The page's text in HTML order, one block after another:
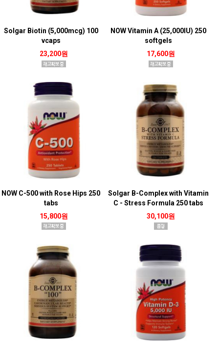
Solgar Biotin (5,000mcg) 100
vcaps
23,200원
NOW Vitamin A (25,000IU) 250
softgels
17,600원
NOW C-500 with Rose Hips 250
tabs
15,800원
Solgar B-Complex with Vitamin
C - Stress Formula 250 tabs
30,100원